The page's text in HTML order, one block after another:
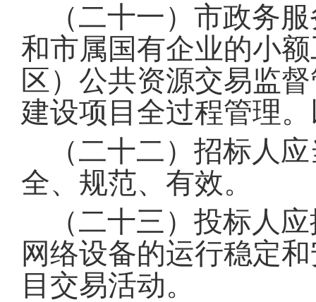
（二十一）市政务
和市属国有企业的小
区）公共资源交易监
建设项目全过程管理。
（二十二）招标人
全、规范、有效。
（二十三）投标人
网络设备的运行稳定
目交易活动。